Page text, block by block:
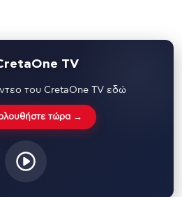
TV
του CretaOne TV εδώ
τώρα →